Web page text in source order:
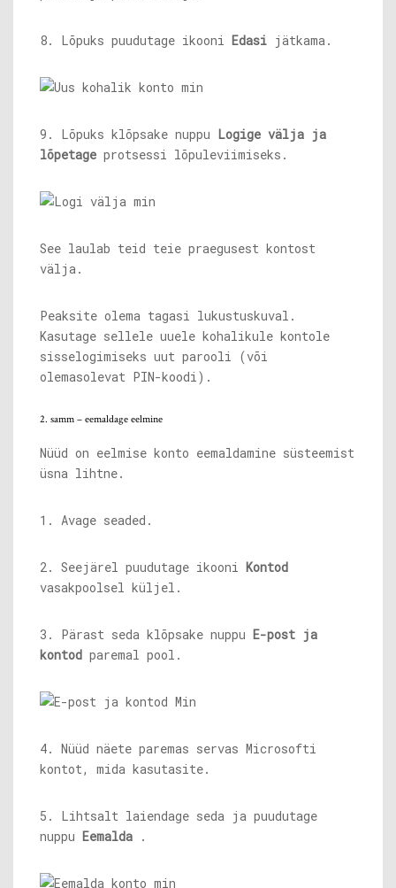
8. Lõpuks puudutage ikooni Edasi jätkama.
9. Lõpuks klõpsake nuppu Logige välja ja
lõpetage protsessi lõpuleviimiseks.
See laulab teid teie praegusest kontost
välja.
Peaksite olema tagasi lukustuskuval.
Kasutage sellele uuele kohalikule kontole
sisselogimiseks uut parooli (või
olemasolevat PIN-koodi).
2. samm – eemaldage eelmine
Nüüd on eelmise konto eemaldamine süsteemist
üsna lihtne.
1. Avage seaded.
2. Seejärel puudutage ikooni Kontod
vasakpoolsel küljel.
3. Pärast seda klõpsake nuppu E-post ja
kontod paremal pool.
4. Nüüd näete paremas servas Microsofti
kontot, mida kasutasite.
5. Lihtsalt laiendage seda ja puudutage
nuppu Eemalda .